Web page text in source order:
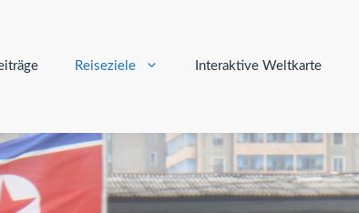
Reiseziele Interaktive Weltkarte